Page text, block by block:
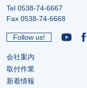
Tel0538-74-6667
Fax 0538-74-6668
Follow us!
会社案内
取付作業
新着情報